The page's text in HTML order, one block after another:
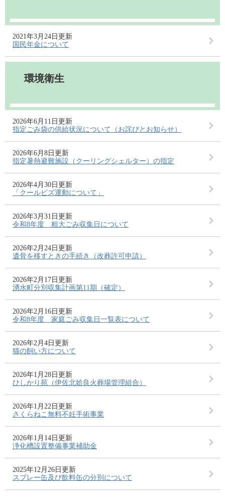
2021年3月24日更新
国民年金について
環境衛生
2026年6月11日更新
指定ごみ袋の供給状況について（お詫びとお知らせ）
2026年6月8日更新
指定暑熱避難施設（クーリングシェルター）の指定
2026年4月30日更新
「クールビズ運動について」
2026年3月31日更新
令和8年度 粗大ごみ収集日について
2026年2月24日更新
遺骨を移すときの手続き（改葬許可申請）
2026年2月17日更新
湧水町分別収集計画第11期（確定）
2026年2月16日更新
令和8年度 家庭ごみ収集日一覧表について
2026年2月4日更新
猫の飼い方について
2026年1月28日更新
ひしかり苑（伊佐北姶良火葬場管理組合）
2026年1月22日更新
さくらねこ無料不妊手術事業
2026年1月14日更新
浄化槽設置整備事業補助金
2025年12月26日更新
スプレー缶及び飲料缶の分別について